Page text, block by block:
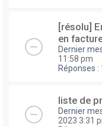
[résolu]
en
Dernier
11:58 pm
Réponses :
liste de
Dernier
2023 3:31